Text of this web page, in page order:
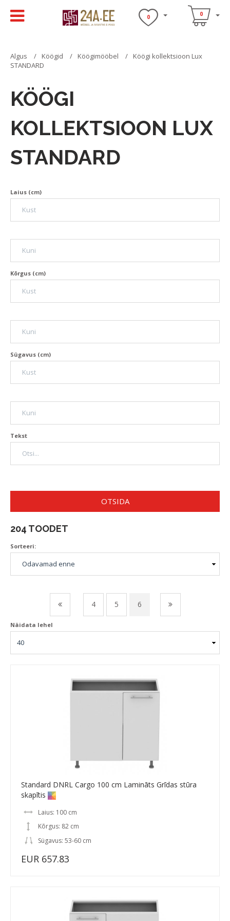
0 0
Algus Köögid Köögimööbel
Köögi kollektsioon Lux
STANDARD
KÖÖGI
KOLLEKTSIOON LUX
STANDARD
Laius (cm)
Kõrgus (cm)
Sügavus (cm)
Tekst
OTSIDA
204 TOODET
Sorteeri:
4 5 6
Näidata lehel
Standard DNRL Cargo 100 cm Lamināts Grīdas stūra
skapītis
Laius: 100 cm
Kõrgus: 82 cm
Sügavus: 53-60 cm
EUR 657.83